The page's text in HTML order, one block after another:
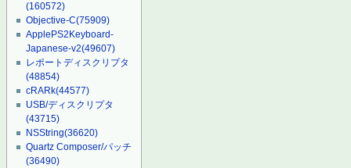
(160572)
Objective-C(75909)
ApplePS2Keyboard-
Japanese-v2(49607)
レポートディスクリプタ
(48854)
cRARk(44577)
USB/ディスクリプタ
(43715)
NSString(36620)
Quartz Composer/パッチ
(36490)